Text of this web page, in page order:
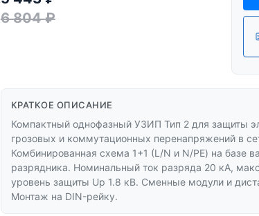
6 804₽
КРАТКОЕ ОПИСАНИЕ
Компактный однофазный УЗИП Тип 2 для защиты
грозовых и коммутационных перенапряжений в
Комбинированная схема 1+1 (L/N и N/PE) на базе
разрядника. Номинальный ток разряда 20 кА,
уровень защиты Up 1.8 кВ. Сменные модули и
Монтаж на DIN-рейку.